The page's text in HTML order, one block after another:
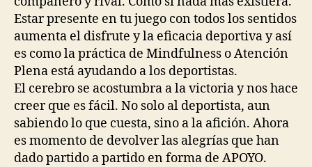
Estar presente en tu juego con todos los sentidos
aumenta el disfrute y la eficacia deportiva y así
es como la práctica de Mindfulness o Atención
Plena está ayudando a los deportistas.
El cerebro se acostumbra a la victoria y nos hace
creer que es fácil. No solo al deportista, aun
sabiendo lo que cuesta, sino a la afición. Ahora
es momento de devolver las alegrías que han
dado partido a partido en forma de APOYO.